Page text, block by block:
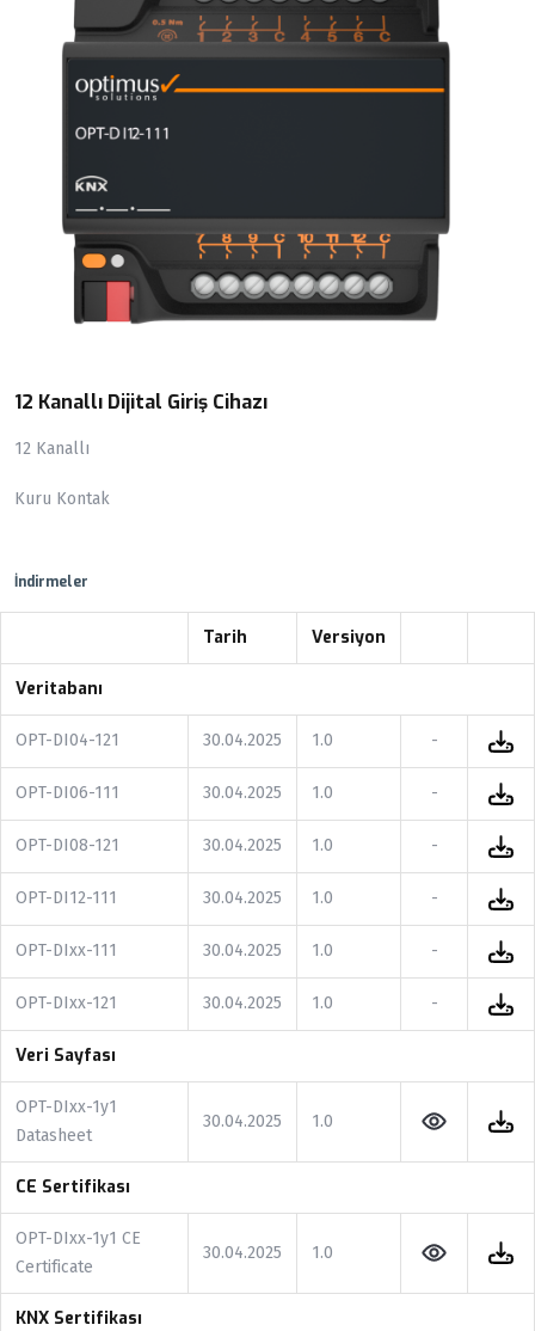
12 Kanallı Dijital Giriş Cihazı
12 Kanallı
Kuru Kontak
İndirmeler
Tarih Versiyon
Veritabanı
OPT-DI04-121 30.04.2025 1.0 -
OPT-DI06-111 30.04.2025 1.0 -
OPT-DI08-121 30.04.2025 1.0 -
OPT-DI12-111 30.04.2025 1.0 -
OPT-DIxx-111 30.04.2025 1.0 -
OPT-DIxx-121 30.04.2025 1.0 -
Veri Sayfası
OPT-DIxx-1y1
Datasheet
30.04.2025 1.0
CE Sertifikası
OPT-DIxx-1y1 CE
Certificate
30.04.2025 1.0
KNX Sertifikası